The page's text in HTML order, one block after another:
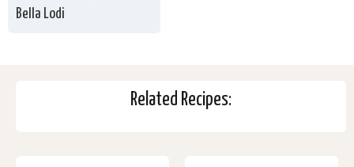
Bella Lodi
Related Recipes: